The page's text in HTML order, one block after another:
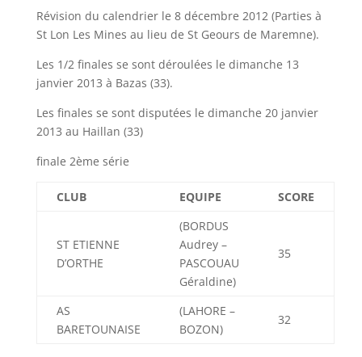
Révision du calendrier le 8 décembre 2012 (Parties à
St Lon Les Mines au lieu de St Geours de Maremne).
Les 1/2 finales se sont déroulées le dimanche 13
janvier 2013 à Bazas (33).
Les finales se sont disputées le dimanche 20 janvier
2013 au Haillan (33)
finale 2ème série
CLUB EQUIPE SCORE
ST ETIENNE
D’ORTHE
(BORDUS
Audrey –
PASCOUAU
Géraldine)
35
AS
BARETOUNAISE
(LAHORE –
BOZON)
32